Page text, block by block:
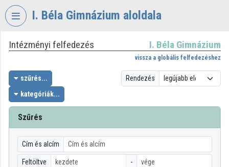
Fejléc kihagyása
I. Béla Gimnázium aloldala
VIDEOTORIUM
BÉLA
GIMNÁZIUM
Intézményi kezdőlap
Bejelentkezés
Intézményi felfedezés
Intézményi felfedezés I. Béla Gimnázium
vissza a globális felfedezéshez
szűrés...
kategóriák...
Rendezés
Szűrés
Cím és alcím
Feltöltve -